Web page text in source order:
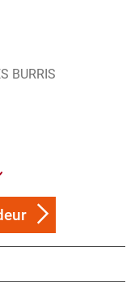
BURRIS